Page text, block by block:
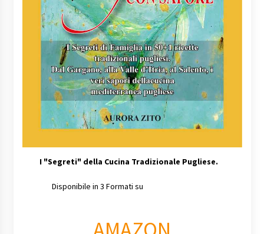
I "Segreti" della Cucina Tradizionale Pugliese.
Disponibile in 3 Formati su